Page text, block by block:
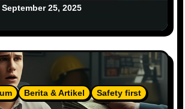
September 25, 2025
Berita & Artikel Safety first